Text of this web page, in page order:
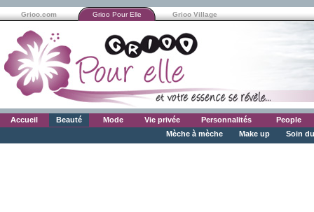
Grioo.com Grioo Pour Elle Grioo Village
Accueil Beauté Mode Vie privée Personnalités
People
Mèche à mèche
Make up Soin